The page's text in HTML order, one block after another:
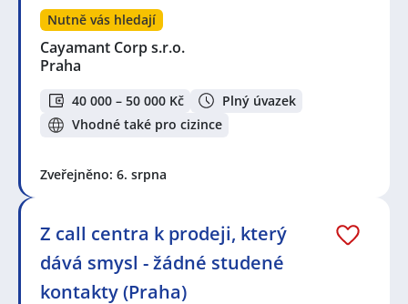
Nutně vás hledají
Cayamant Corp s.r.o.
Praha
40 000 – 50 000 Kč
Plný úvazek
Vhodné také pro cizince
Zveřejněno: 6. srpna
Z call centra k prodeji, který
dává smysl - žádné studené
kontakty (Praha)